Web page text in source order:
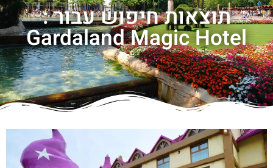
תוצאות חיפוש עבור :
Gardaland Magic Hotel